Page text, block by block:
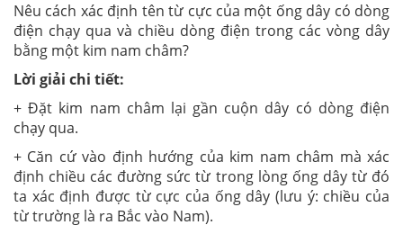
Nêu cách xác định tên từ cực của một ống dây có dòng
điện chạy qua và chiều dòng điện trong các vòng dây
bằng một kim nam châm?
Lời giải chi tiết:
+ Đặt kim nam châm lại gần cuộn dây có dòng điện
chạy qua.
+ Căn cứ vào định hướng của kim nam châm mà xác
định chiều các đường sức từ trong lòng ống dây từ đó
ta xác định được từ cực của ống dây (lưu ý: chiều của
từ trường là ra Bắc vào Nam).